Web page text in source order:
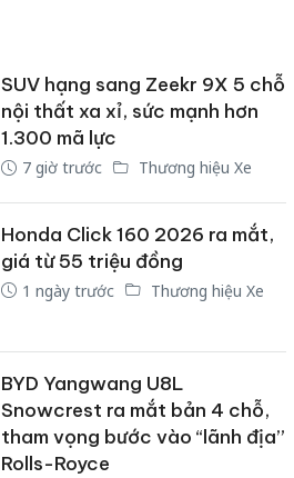
SUV hạng sang Zeekr 9X 5 chỗ
nội thất xa xỉ, sức mạnh hơn
1.300 mã lực
7 giờ trước Thương hiệu Xe
Honda Click 160 2026 ra mắt,
giá từ 55 triệu đồng
1 ngày trước Thương hiệu Xe
BYD Yangwang U8L
Snowcrest ra mắt bản 4 chỗ,
tham vọng bước vào “lãnh địa”
Rolls-Royce